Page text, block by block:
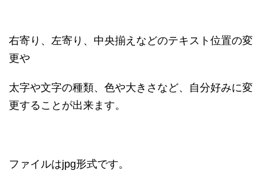
右寄り、左寄り、中央揃えなどのテキスト位置の変
更や
太字や文字の種類、色や大きさなど、自分好みに変
更することが出来ます。
ファイルはjpg形式です。